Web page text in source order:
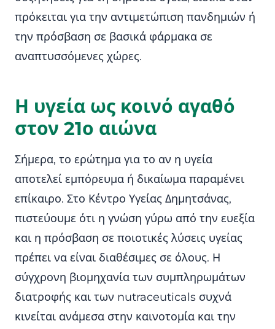
πρόκειται για την αντιμετώπιση πανδημιών ή
την πρόσβαση σε βασικά φάρμακα σε
αναπτυσσόμενες χώρες.
Η υγεία ως κοινό αγαθό
στον 21ο αιώνα
Σήμερα, το ερώτημα για το αν η υγεία
αποτελεί εμπόρευμα ή δικαίωμα παραμένει
επίκαιρο. Στο Κέντρο Υγείας Δημητσάνας,
πιστεύουμε ότι η γνώση γύρω από την ευεξία
και η πρόσβαση σε ποιοτικές λύσεις υγείας
πρέπει να είναι διαθέσιμες σε όλους. Η
σύγχρονη βιομηχανία των συμπληρωμάτων
διατροφής και των nutraceuticals συχνά
κινείται ανάμεσα στην καινοτομία και την